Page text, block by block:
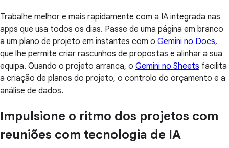
Trabalhe melhor e mais rapidamente com a IA integrada nas
apps que usa todos os dias. Passe de uma página em branco
a um plano de projeto em instantes com o Gemini no Docs,
que lhe permite criar rascunhos de propostas e alinhar a sua
equipa. Quando o projeto arranca, o Gemini no Sheets facilita
a criação de planos do projeto, o controlo do orçamento e a
análise de dados.
Impulsione o ritmo dos projetos com
reuniões com tecnologia de IA